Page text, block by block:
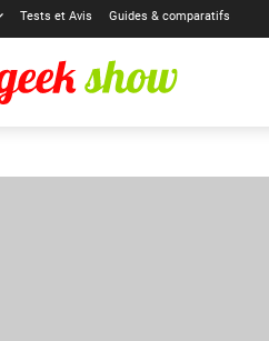
Tests et Avis Guides & comparatifs